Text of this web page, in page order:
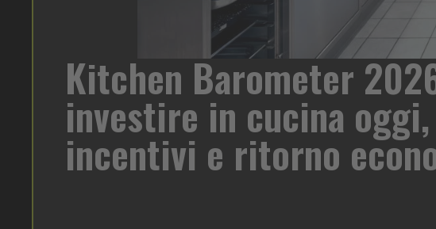
trasformazione. A
Rational, che
Heinz Mayonnaise:
per ogni contesto di